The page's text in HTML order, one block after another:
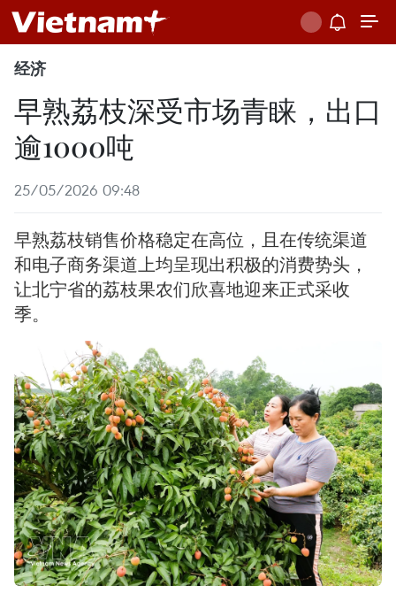
经济
早熟荔枝深受市场青睐，出口
逾1000吨
25/05/2026 09:48
早熟荔枝销售价格稳定在高位，且在传统渠道
和电子商务渠道上均呈现出积极的消费势头，
让北宁省的荔枝果农们欣喜地迎来正式采收
季。